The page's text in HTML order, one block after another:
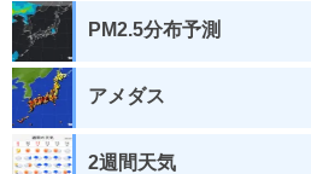
PM2.5分布予測
アメダス
2週間天気